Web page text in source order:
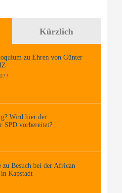
Kürzlich
zu Ehren von Günter
Wird hier der
SPD vorbereitet?
zu Besuch bei der African
Kapstadt